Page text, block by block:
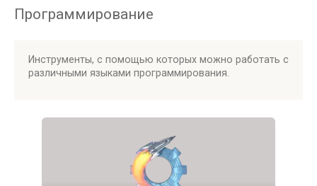
Программирование
Инструменты, с помощью которых можно работать с
различными языками программирования.